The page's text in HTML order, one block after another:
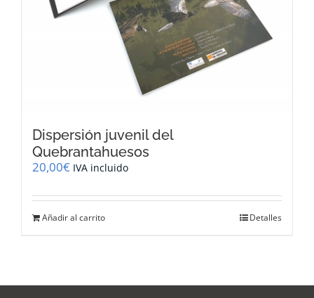
Dispersión juvenil del
Quebrantahuesos
20,00€ IVA incluido
Añadir al carrito Detalles